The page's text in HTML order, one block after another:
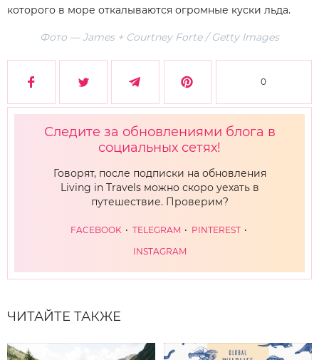
которого в море откалываются огромные куски льда.
Фото — James + Courtney Forte / Getty Images
0
Следите за обновлениями блога в
социальных сетях!
Говорят, после подписки на обновления
Living in Travels можно скоро уехать в
путешествие. Проверим?
FACEBOOK TELEGRAM
PINTEREST
INSTAGRAM
ЧИТАЙТЕ ТАКЖЕ